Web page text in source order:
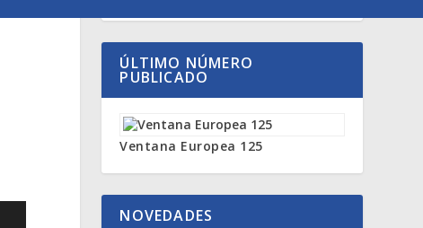
ÚLTIMO NÚMERO
PUBLICADO
Ventana Europea 125
NOVEDADES